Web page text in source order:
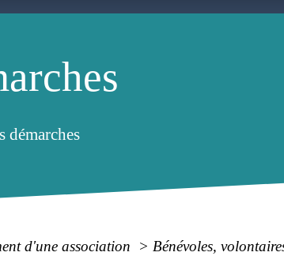
démarches
d'une association > Bénévoles,